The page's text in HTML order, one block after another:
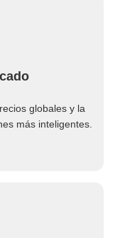
globales y la
más inteligentes.